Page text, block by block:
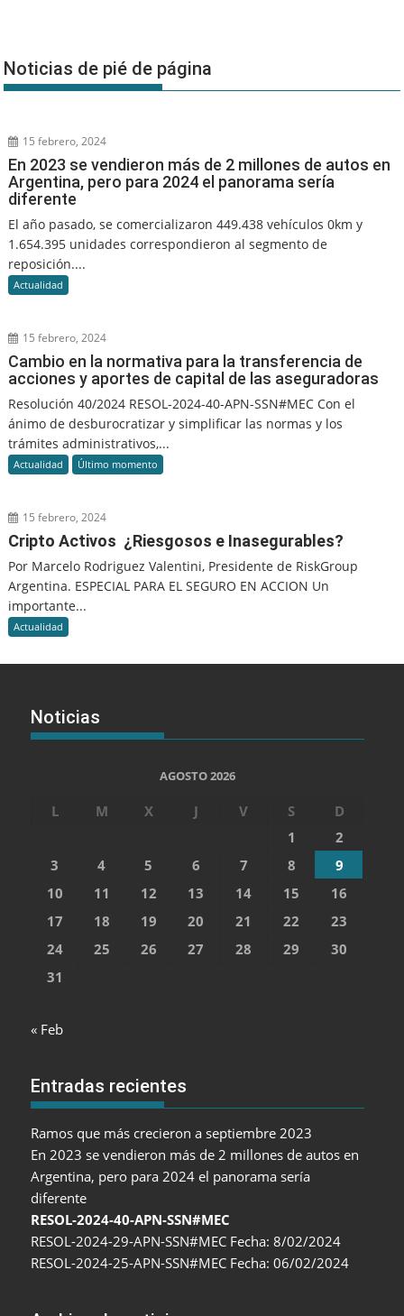
Noticias de pié de página
15 febrero, 2024
En 2023 se vendieron más de 2 millones de autos en
Argentina, pero para 2024 el panorama sería
diferente
El año pasado, se comercializaron 449.438 vehículos 0km y
1.654.395 unidades correspondieron al segmento de
reposición....
Actualidad
15 febrero, 2024
Cambio en la normativa para la transferencia de
acciones y aportes de capital de las aseguradoras
Resolución 40/2024 RESOL-2024-40-APN-SSN#MEC Con el
ánimo de desburocratizar y simplificar las normas y los
trámites administrativos,...
Actualidad Último momento
15 febrero, 2024
Cripto Activos ¿Riesgosos e Inasegurables?
Por Marcelo Rodriguez Valentini, Presidente de RiskGroup
Argentina. ESPECIAL PARA EL SEGURO EN ACCION Un
importante...
Actualidad
Noticias
AGOSTO 2026
L M X J V S
D
1
2
3
4 5 6 7 8
9
10
11 12 13 14 15
16
17
18 19 20 21 22
23
24
25 26 27 28 29
30
31
« Feb
Entradas recientes
Ramos que más crecieron a septiembre 2023
En 2023 se vendieron más de 2 millones de autos en
Argentina, pero para 2024 el panorama sería
diferente
RESOL-2024-40-APN-SSN#MEC
RESOL-2024-29-APN-SSN#MEC Fecha: 8/02/2024
RESOL-2024-25-APN-SSN#MEC Fecha: 06/02/2024